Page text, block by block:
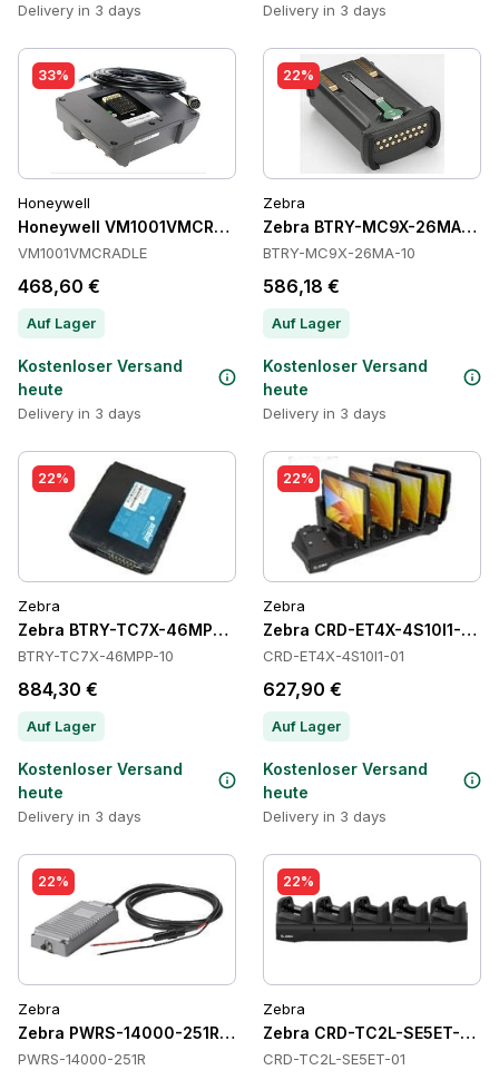
Delivery in 3 days Delivery in 3 days
33%
Honeywell
Honeywell VM1001VMCRADLE Cradles
VM1001VMCRADLE
468,60 €
Auf Lager
Kostenloser Versand
heute
Delivery in 3 days
22%
Zebra
Zebra BTRY-MC9X-26MA-10
BTRY-MC9X-26MA-10
586,18 €
Auf Lager
Kostenloser Versand
heute
Delivery in 3 days
22%
Zebra
Zebra BTRY-TC7X-46MPP-10 Batteries
BTRY-TC7X-46MPP-10
884,30 €
Auf Lager
Kostenloser Versand
heute
Delivery in 3 days
22%
Zebra
Zebra CRD-ET4X-4S10I1-01
CRD-ET4X-4S10I1-01
627,90 €
Auf Lager
Kostenloser Versand
heute
Delivery in 3 days
22%
Zebra
Zebra PWRS-14000-251R Power Supply
PWRS-14000-251R
22%
Zebra
Zebra CRD-TC2L-SE5ET-01
CRD-TC2L-SE5ET-01